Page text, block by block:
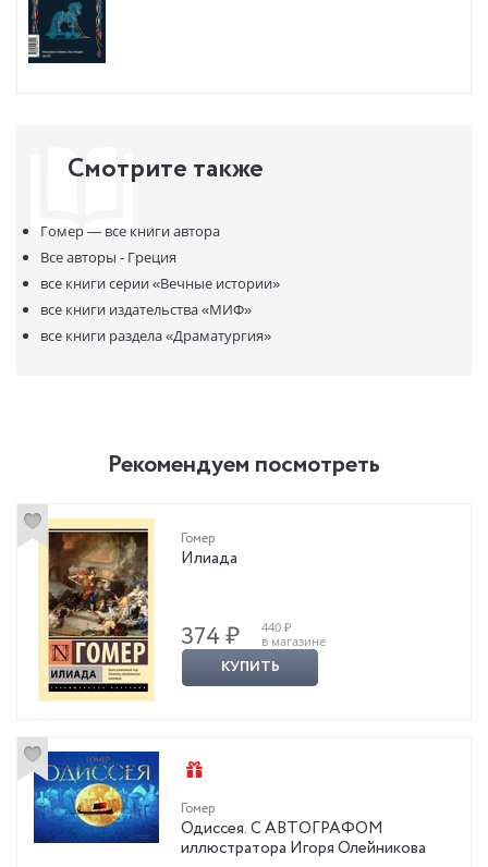
Смотрите также
Гомер — все книги автора
Все авторы - Греция
все книги серии«Вечные истории»
все книги издательства«МИФ»
все книги раздела«Драматургия»
Рекомендуем посмотреть
Гомер
Илиада
374 ₽
440 ₽
в магазине
КУПИТЬ
Гомер
Одиссея. С АВТОГРАФОМ
иллюстратора Игоря Олейникова